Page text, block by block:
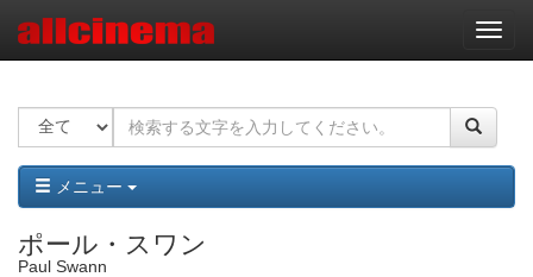
ナ
ビ
ー
ョ
ン
メニュー
ポール・スワン
Paul Swann